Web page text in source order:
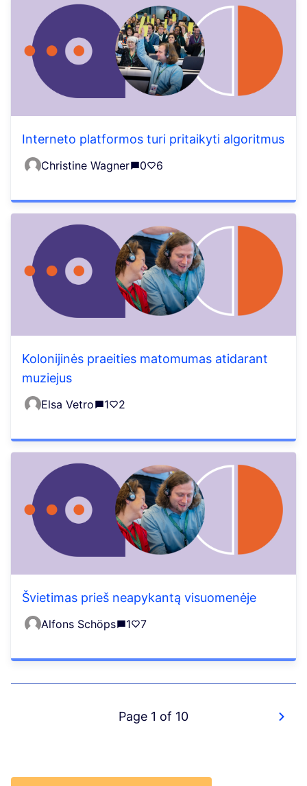
Interneto platformos turi pritaikyti algoritmus
Christine Wagner 0 6
Kolonijinės praeities matomumas atidarant
muziejus
Elsa Vetro 1 2
Švietimas prieš neapykantą visuomenėje
Alfons Schöps 1 7
Page 1 of 10